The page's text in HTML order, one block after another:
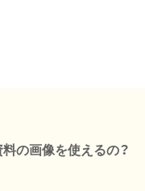
の画像を使えるの？